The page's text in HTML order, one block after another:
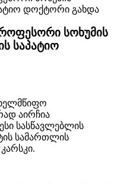
სოხუმის
საპატიო
აირჩია
სასწავლებლის
სამართლის